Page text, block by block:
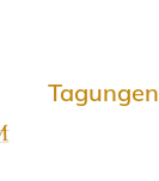
Tagungen